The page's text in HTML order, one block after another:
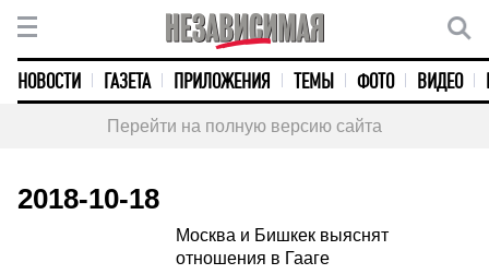
НОВОСТИ ГАЗЕТА ПРИЛОЖЕНИЯ ТЕМЫ ФОТО ВИДЕО
Перейти на полную версию сайта
2018-10-18
Москва и Бишкек выяснят
отношения в Гааге